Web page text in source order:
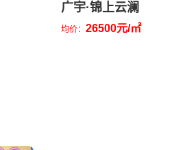
广宇·锦上云澜
均价： 26500元/㎡